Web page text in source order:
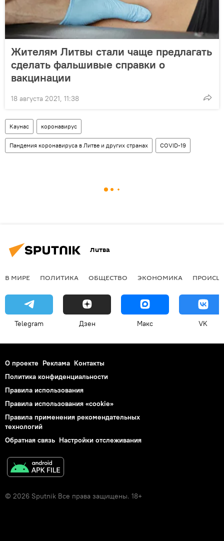
Жителям Литвы стали чаще предлагать
сделать фальшивые справки о
вакцинации
18 августа 2021, 11:38
Каунас коронавирус
Пандемия коронавируса в Литве и других странах COVID-19
Литва
В МИРЕ ПОЛИТИКА ОБЩЕСТВО ЭКОНОМИКА
Telegram Дзен Макс VK
О проекте Реклама Контакты
Политика конфиденциальности
Правила использования
Правила использования «cookie»
Правила применения рекомендательных
технологий
Обратная связь Настройки отслеживания
© 2026 Sputnik Все права защищены. 18+